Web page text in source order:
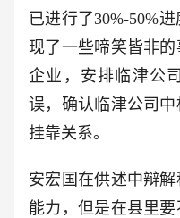
已进行了30%-50%
现了一些啼笑皆非
企业，安排临津公
误，确认临津公司
挂靠关系。
安宏国在供述中辩
能力，但是在县里